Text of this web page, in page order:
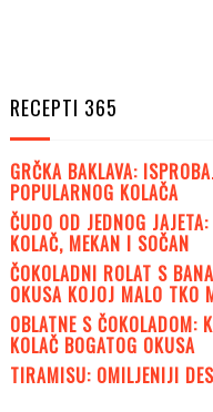
RECEPTI 365
GRČKA BAKLAVA:
POPULARNOG KOLAČA
ČUDO OD JEDNOG
KOLAČ, MEKAN I SOČAN
ČOKOLADNI ROLAT S
OKUSA KOJOJ MALO TKO
OBLATNE S ČOKOLADOM:
KOLAČ BOGATOG OKUSA
TIRAMISU: OMILJENIJI